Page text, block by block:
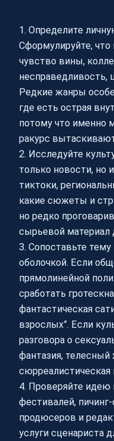
1. Определите
Сформулируйте, что
чувство вины,
несправедливость,
Редкие жанры
где есть острая
потому что именно
ракурс
2. Исследуйте
только новости, но
тиктоки,
какие сюжеты и
но редко
сырьевой материал
3. Сопоставьте
оболочкой. Если
прямолинейной
сработать
фантастическая
взрослых”. Если
разговора о
фантазия, телесный
сюрреалистическая
4. Проверяйте идею
фестивалей,
продюсеров и
услуги сценариста